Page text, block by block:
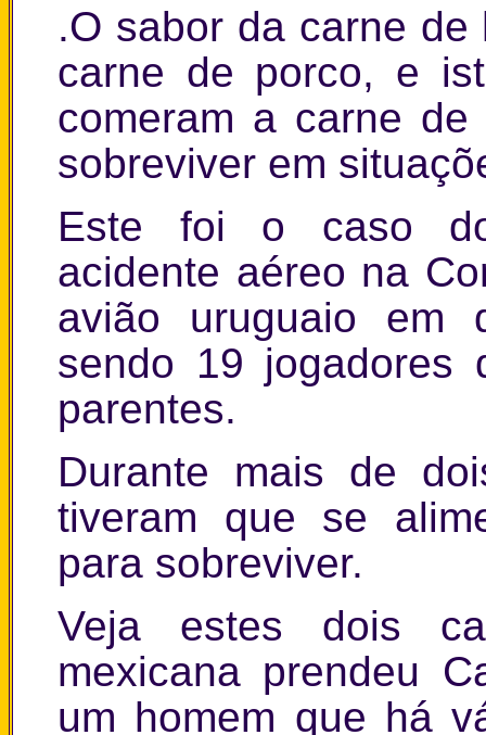
.O sabor da carne
carne de porco, e
comeram a carne
sobreviver em
Este foi o caso
acidente aéreo na
avião uruguaio em
sendo 19 jogadores
parentes.
Durante mais de
tiveram que se
para sobreviver.
Veja estes dois
mexicana prendeu
um homem que há